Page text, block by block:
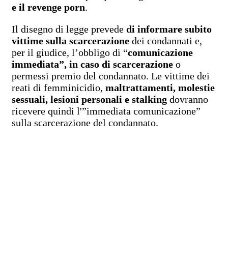
e il revenge porn.
Il disegno di legge prevede di informare subito
vittime sulla scarcerazione dei condannati e,
per il giudice, l’obbligo di “comunicazione
immediata”, in caso di scarcerazione o
permessi premio del condannato. Le vittime dei
reati di femminicidio, maltrattamenti, molestie
sessuali, lesioni personali e stalking dovranno
ricevere quindi l'”immediata comunicazione”
sulla scarcerazione del condannato.